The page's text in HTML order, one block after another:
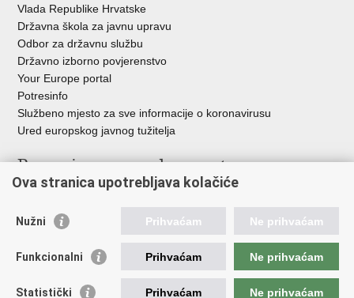
Vlada Republike Hrvatske
Državna škola za javnu upravu
Odbor za državnu službu
Državno izborno povjerenstvo
Your Europe portal
Potresinfo
Službeno mjesto za sve informacije o koronavirusu
Ured europskog javnog tužitelja
Poveznice pravosudnog sustava
Državno odvjetništvo
Ured za suzbijanje korupcije i organiziranog kriminaliteta
Državno sudbeno vijeće
Državnoodvjetničko vijeće
Ova stranica upotrebljava kolačiće
Nužni Prihvaćam Ne prihvaćam
Funkcionalni Prihvaćam Ne prihvaćam
Statistički Prihvaćam Ne prihvaćam